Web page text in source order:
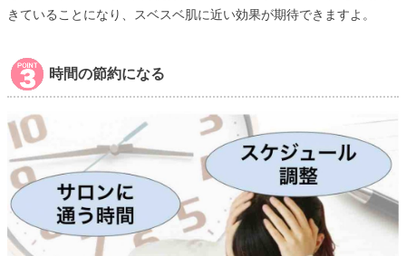
きていることになり、スベスベ肌に近い効果が期待できますよ。
時間の節約になる